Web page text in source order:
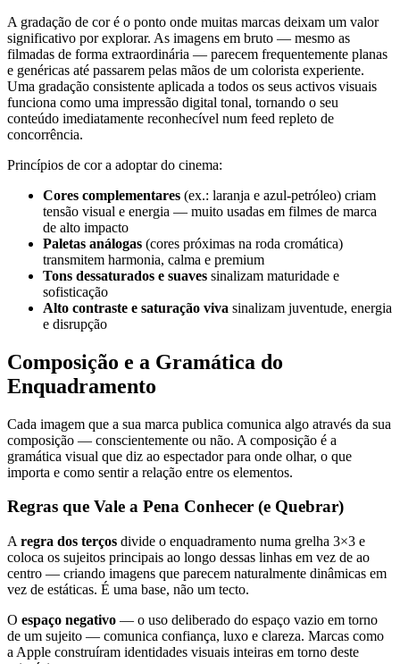
A gradação de cor é o ponto onde muitas marcas deixam um valor
significativo por explorar. As imagens em bruto — mesmo as
filmadas de forma extraordinária — parecem frequentemente planas
e genéricas até passarem pelas mãos de um colorista experiente.
Uma gradação consistente aplicada a todos os seus activos visuais
funciona como uma impressão digital tonal, tornando o seu
conteúdo imediatamente reconhecível num feed repleto de
concorrência.
Princípios de cor a adoptar do cinema:
Cores complementares (ex.: laranja e azul-petróleo) criam
tensão visual e energia — muito usadas em filmes de marca
de alto impacto
Paletas análogas (cores próximas na roda cromática)
transmitem harmonia, calma e premium
Tons dessaturados e suaves sinalizam maturidade e
sofisticação
Alto contraste e saturação viva sinalizam juventude, energia
e disrupção
Composição e a Gramática do
Enquadramento
Cada imagem que a sua marca publica comunica algo através da sua
composição — conscientemente ou não. A composição é a
gramática visual que diz ao espectador para onde olhar, o que
importa e como sentir a relação entre os elementos.
Regras que Vale a Pena Conhecer (e Quebrar)
A regra dos terços divide o enquadramento numa grelha 3×3 e
coloca os sujeitos principais ao longo dessas linhas em vez de ao
centro — criando imagens que parecem naturalmente dinâmicas em
vez de estáticas. É uma base, não um tecto.
O espaço negativo — o uso deliberado do espaço vazio em torno
de um sujeito — comunica confiança, luxo e clareza. Marcas como
a Apple construíram identidades visuais inteiras em torno deste